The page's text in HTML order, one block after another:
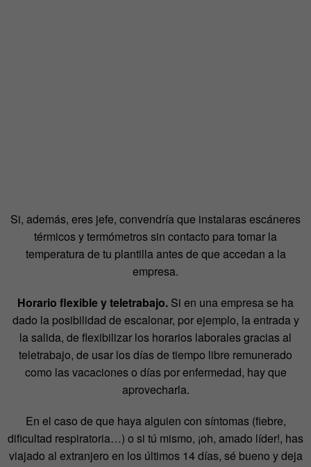
Si, además, eres jefe, convendría que instalaras escáneres
térmicos y termómetros sin contacto para tomar la
temperatura de tu plantilla antes de que accedan a la
empresa.
Horario flexible y teletrabajo. Si en una empresa se ha
dado la posibilidad de escalonar, por ejemplo, la entrada y
la salida, de flexibilizar los horarios laborales gracias al
teletrabajo, de usar los días de tiempo libre remunerado
como las vacaciones o días por enfermedad, hay que
aprovecharla.
En el caso de que haya alguien con síntomas (fiebre,
dificultad respiratoria…) o si tú mismo, ¡oh, amado líder!, has
viajado al extranjero en los últimos 14 días, sé bueno y deja